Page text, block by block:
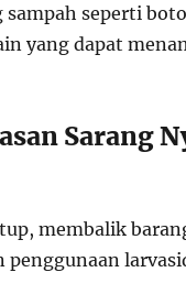
seperti
yang dapat
Sarang
membalik
penggunaan